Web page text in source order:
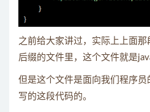
之前给大家讲过，实际上上面那
后缀的文件里，这个文件就是
但是这个文件是面向我们程序
写的这段代码的。